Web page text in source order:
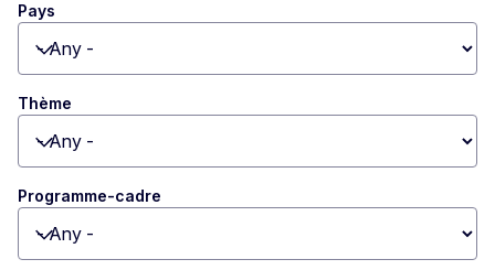
Pays
Toggle dropdown
Thème
Toggle dropdown
Programme-cadre
Toggle dropdown